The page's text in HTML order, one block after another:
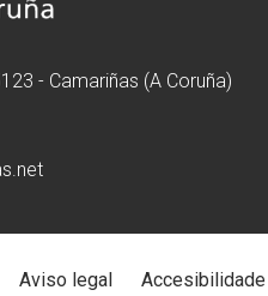
- Camariñas (A Coruña)
Aviso legal Accesibilidade